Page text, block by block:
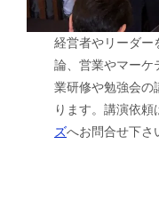
経営者やリーダー
論、営業やマーケ
業研修や勉強会の
ります。講演依頼
ズへお問合せ下さ